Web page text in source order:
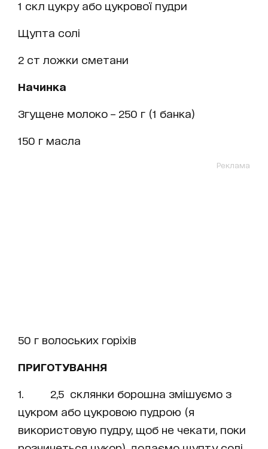
1 скл цукру або цукрової пудри
Щупта солі
2 ст ложки сметани
Начинка
Згущене молоко – 250 г (1 банка)
150 г масла
Реклама
50 г волоських горіхів
ПРИГОТУВАННЯ
1. 2,5 склянки борошна змішуємо з
цукром або цукровою пудрою (я
використовую пудру, щоб не чекати, поки